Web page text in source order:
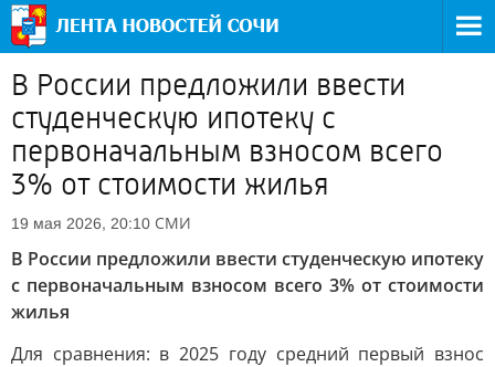
В России предложили ввести
студенческую ипотеку с
первоначальным взносом всего
3% от стоимости жилья
19 мая 2026, 20:10 СМИ
В России предложили ввести студенческую ипотеку
с первоначальным взносом всего 3% от стоимости
жилья
Для сравнения: в 2025 году средний первый взнос